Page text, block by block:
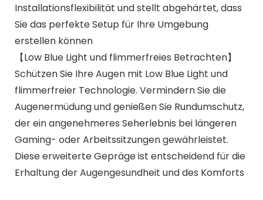
Installationsflexibilität und stellt abgehärtet, dass
Sie das perfekte Setup für Ihre Umgebung
erstellen können
【Low Blue Light und flimmerfreies Betrachten】
Schützen Sie Ihre Augen mit Low Blue Light und
flimmerfreier Technologie. Vermindern Sie die
Augenermüdung und genießen Sie Rundumschutz,
der ein angenehmeres Seherlebnis bei längeren
Gaming- oder Arbeitssitzungen gewährleistet.
Diese erweiterte Gepräge ist entscheidend für die
Erhaltung der Augengesundheit und des Komforts